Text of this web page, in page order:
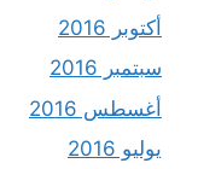
أكتوبر 2016
سبتمبر 2016
أغسطس 2016
يوليو 2016